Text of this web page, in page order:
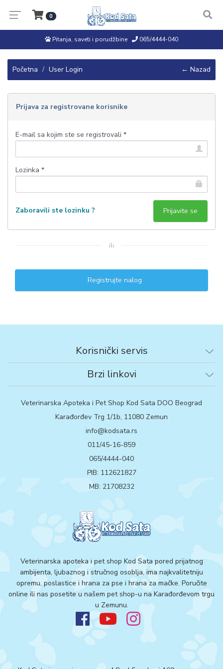
0
Pitanja, saveti i porudžbine 065/4444-040
Početna User Login ← Nazad
Prijava za registrovane korisnike
E-mail sa kojim ste se registrovali *
Lozinka *
Zaboravili ste lozinku ?
ili
Registrujte nalog
Korisnički servis
Brzi linkovi
Veterinarska Apoteka i Pet Shop Kod Sata DOO Beograd
Karađorđev Trg 1/1b, 11080 Zemun
info@kodsata.rs
011/45-16-859
065/4444-040
PIB: 112621827
MB: 21708232
Veterinarska apoteka i pet shop Kod Sata pored prijatnog
ambijenta, ljubaznog i stručnog osoblja, ima najkvalitetniju
opremu, poslastice i hrana za pse i hrana za mačke. Poručite
online ili nas posetite u našem pet shop-u na Karađorđevom trgu
u Zemunu.